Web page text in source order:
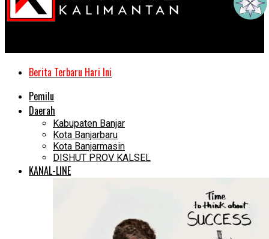
Berita Terbaru Hari Ini
Pemilu
Daerah
Kabupaten Banjar
Kota Banjarbaru
Kota Banjarmasin
DISHUT PROV KALSEL
KANAL-LINE